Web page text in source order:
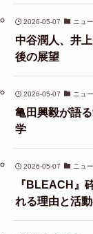
2026-05-07 ニュ
中谷潤人、井
後の展望
2026-05-07 ニュ
亀田興毅が語
学
2026-05-07 ニュ
『BLEACH』
れる理由と活